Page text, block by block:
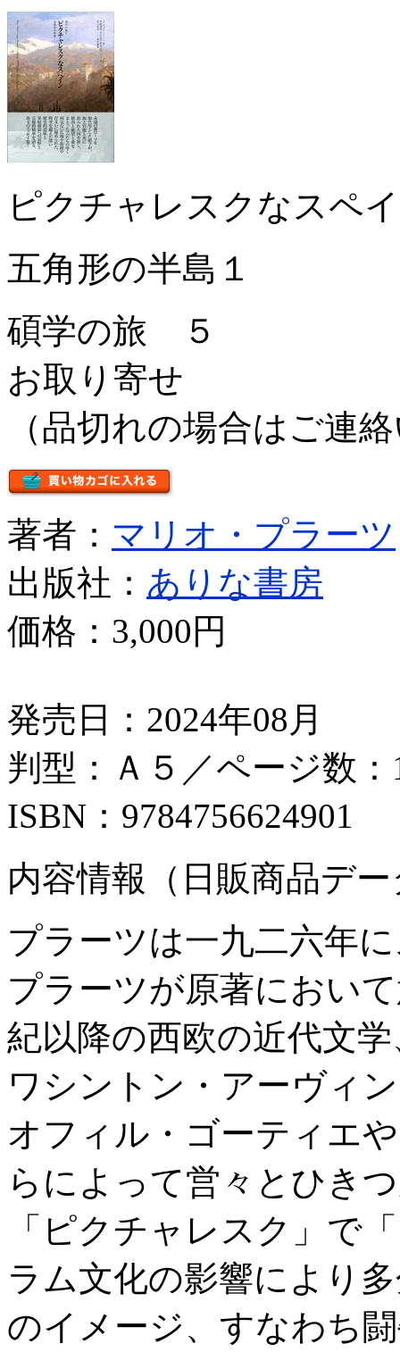
ピクチャレスクなスペ
五角形の半島１
碩学の旅 ５
お取り寄せ
（品切れの場合はご連
著者： マリオ・プラーツ
出版社： ありな書房
価格： 3,000円
発売日：2024年08月
判型：Ａ５／ページ数：
ISBN：9784756624901
内容情報（日販商品デ
プラーツは一九二六年
プラーツが原著におい
紀以降の西欧の近代文
ワシントン・アーヴィ
オフィル・ゴーティエ
らによって営々とひき
「ピクチャレスク」で
ラム文化の影響により
のイメージ、すなわち